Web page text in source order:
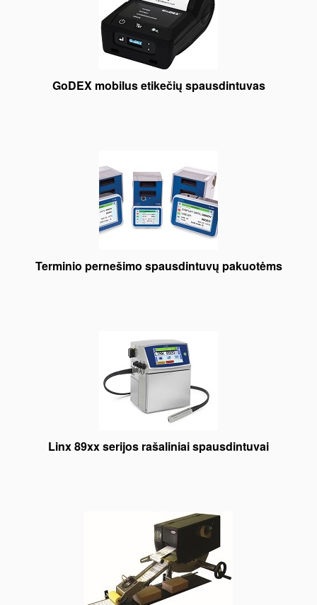
GoDEX mobilus etikečių spausdintuvas
Terminio pernešimo spausdintuvų pakuotėms
Linx 89xx serijos rašaliniai spausdintuvai